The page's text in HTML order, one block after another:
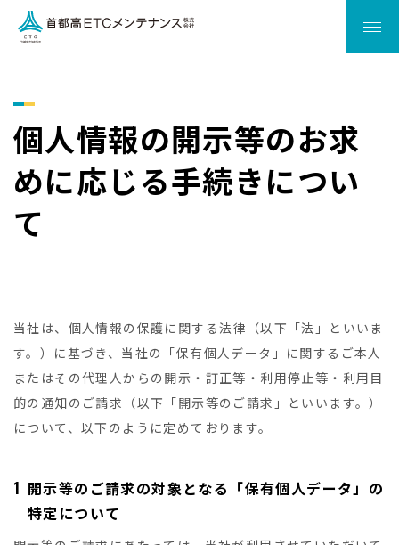
首都高ETCメンテナンス株式会
個人情報の開示等のお求
めに応じる手続きについ
て
当社は、個人情報の保護に関する法律（以下「法」といいま
す。）に基づき、当社の「保有個人データ」に関するご本人
またはその代理人からの開示・訂正等・利用停止等・利用目
的の通知のご請求（以下「開示等のご請求」といいます。）
について、以下のように定めております。
1 開示等のご請求の対象となる「保有個人データ」の
特定について